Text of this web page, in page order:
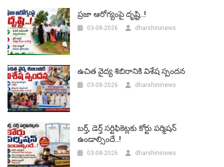
ప్రజా ఆరోగ్యంపై దృష్టి..!
03-08-2026 dharshininews
ఉచిత వైద్య శిబిరానికి విశేష స్పందన
03-08-2026 dharshininews
బర్త్, డెర్త్ సర్టిఫికెట్లకు కోర్టు పర్మిషన్
ఉండాల్సిందే..!
03-08-2026 dharshininews